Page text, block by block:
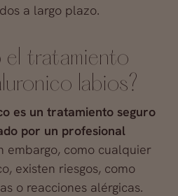
a largo plazo.
el tratamiento
labios?
es un tratamiento seguro
por un profesional
embargo, como cualquier
existen riesgos, como
o reacciones alérgicas.